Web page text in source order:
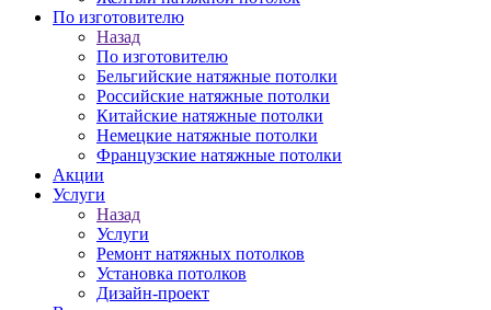
По изготовителю
Назад
По изготовителю
Бельгийские натяжные потолки
Российские натяжные потолки
Китайские натяжные потолки
Немецкие натяжные потолки
Французские натяжные потолки
Акции
Услуги
Назад
Услуги
Ремонт натяжных потолков
Установка потолков
Дизайн-проект